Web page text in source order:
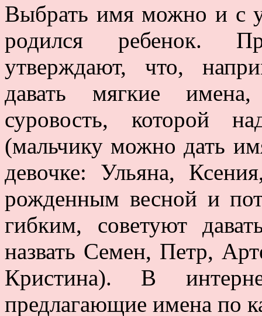
Выбрать имя можно и с
родился ребенок.
утверждают, что,
давать мягкие
суровость, которой
(мальчику можно дать
девочке: Ульяна,
рожденным весной и
гибким, советуют
назвать Семен, Петр,
Кристина). В
предлагающие имена по